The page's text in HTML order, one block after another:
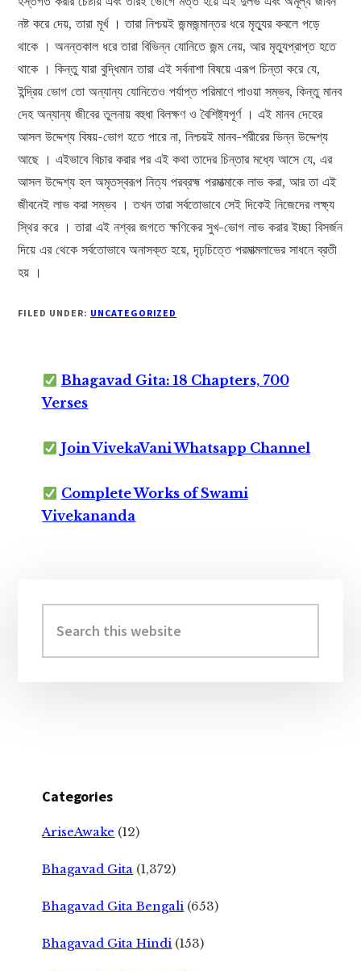
নষ্ট করে দেয়, তারা মূর্খ । তারা নিশ্চয়ই জন্মজন্মান্তর ধরে মৃত্যুর কবলে পড়ে
থাকে । অনন্তকাল ধরে তারা বিভিন্ন যোনিতে জন্ম নেয়, আর মৃত্যুপ্রাপ্ত হতে
থাকে । কিন্তু যারা বুদ্ধিমান তারা এই সর্বনাশা বিষয়ে এরূপ চিন্তা করে যে,
ইন্দ্রিয় ভোগ তো অন্যান্য যোনিতেও পর্যাপ্ত পরিমাণে পাওয়া সম্ভব, কিন্তু মানব
দেহ অন্যান্য জীবের তুলনায় বহুধা বিলক্ষণ ও বৈশিষ্ট্যপূর্ণ । এই মানব দেহের
আসল উদ্দেশ্য বিষয়-ভোগ হতে পারে না, নিশ্চয়ই মানব-শরীরের ভিন্ন উদ্দেশ্য
আছে । এইভাবে বিচার করার পর এই কথা তাদের চিন্তার মধ্যে আসে যে, এর
আসল উদ্দেশ্য হল অমৃতস্বরূপ নিত্য পরব্রহ্ম পরমাত্মাকে লাভ করা, আর তা এই
জীবনেই লাভ করা সম্ভব । তখন তারা সর্বতোভাবে সেই দিকেই নিজেদের লক্ষ্য
স্থির করে । তারা এই নশ্বর জগতে ক্ষণিকের সুখ-ভোগ লাভ করার ইচ্ছা বিসর্জন
দিয়ে এর থেকে সর্বতোভাবে অনাসক্ত হয়ে, দৃঢ়চিত্তে পরমাত্মলাভের সাধনে ব্রতী
হয় ।
FILED UNDER: UNCATEGORIZED
Bhagavad Gita: 18 Chapters, 700
Verses
Join VivekaVani Whatsapp Channel
Complete Works of Swami
Vivekananda
Sidebar
this
website
Categories
AriseAwake (12)
Bhagavad Gita (1,372)
Bhagavad Gita Bengali (653)
Bhagavad Gita Hindi (153)